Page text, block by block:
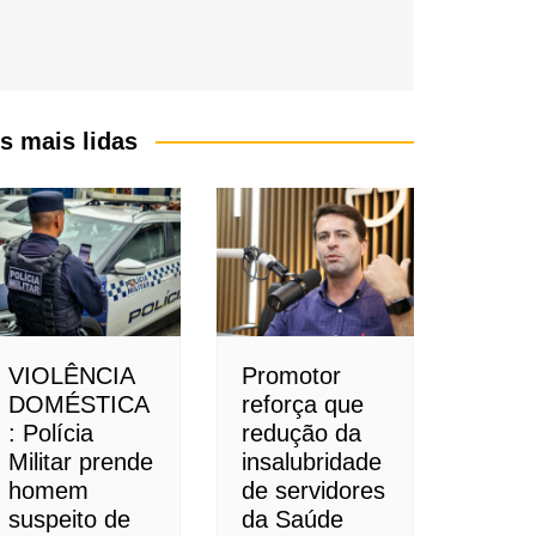
mais lidas
VIOLÊNCIA
DOMÉSTICA
: Polícia
Militar prende
homem
suspeito de
Promotor
reforça que
redução da
insalubridade
de servidores
da Saúde